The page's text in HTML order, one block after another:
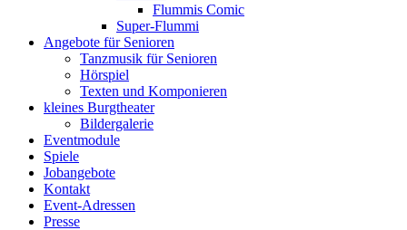
Flummis Comic
Super-Flummi
Angebote für Senioren
Tanzmusik für Senioren
Hörspiel
Texten und Komponieren
kleines Burgtheater
Bildergalerie
Eventmodule
Spiele
Jobangebote
Kontakt
Event-Adressen
Presse